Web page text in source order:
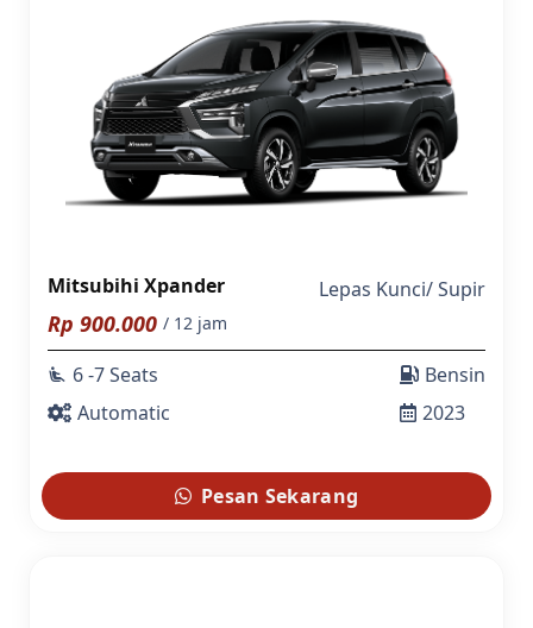
Mitsubihi Xpander Lepas Kunci/Supir
Rp 900.000 / 12 jam
airline_seat_recline_extra 6 -7 Seats
Automatic
Bensin
2023
Pesan Sekarang